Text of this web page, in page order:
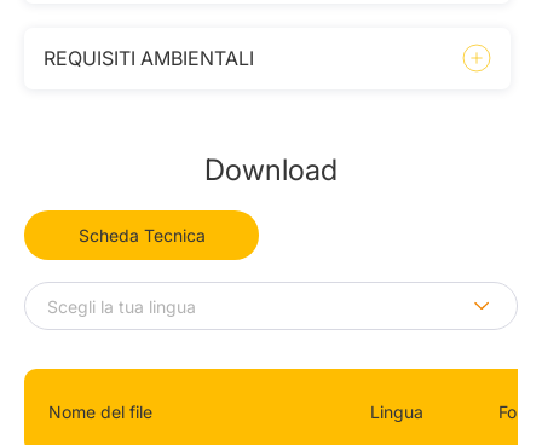
REQUISITI AMBIENTALI
Download
Scheda Tecnica
Nome del file Lingua